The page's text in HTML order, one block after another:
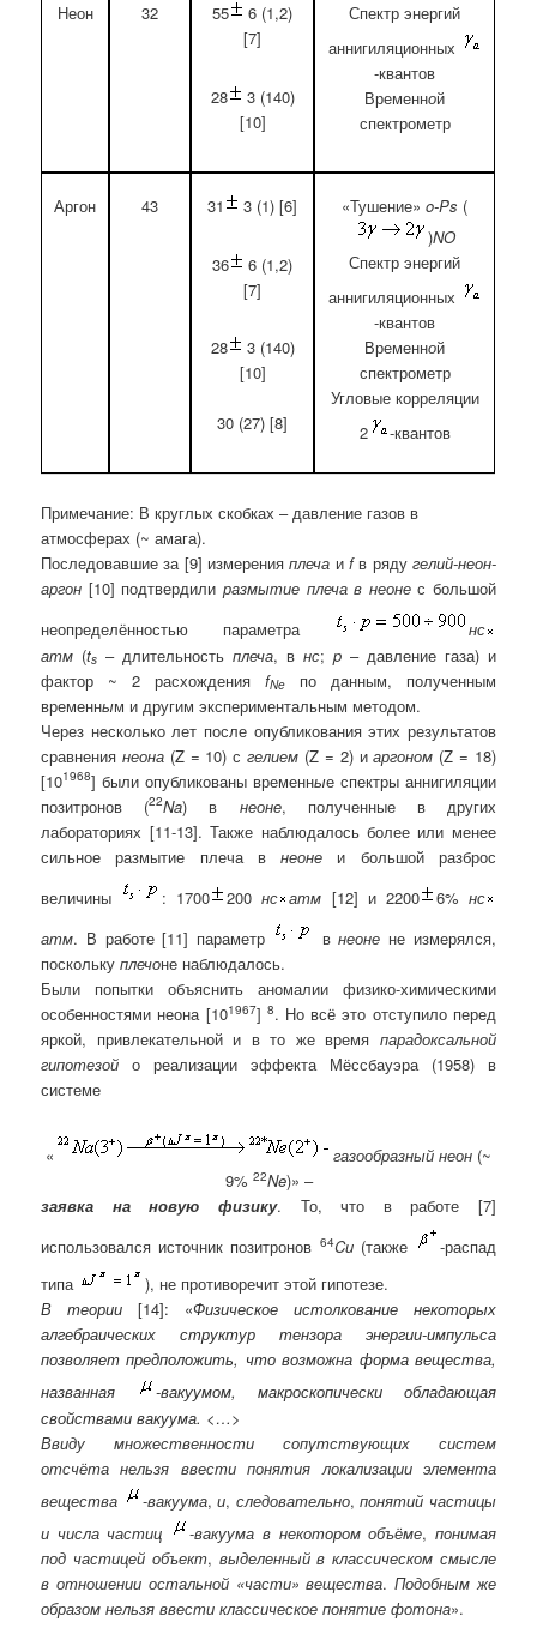
Неон 32 55
6 (1,2)
[7]
28
3 (140)
[10]
Спектр энергий
аннигиляционных
-квантов
Временной
спектрометр
Аргон 43 31 3 (1) [6]
36
6 (1,2)
[7]
28
3 (140)
[10]
30 (27) [8]
«Тушение»o-Ps (
)NO
Спектр энергий
аннигиляционных
-квантов
Временной
спектрометр
Угловые корреляции
2
-квантов
Примечание: В круглых скобках – давление газов в
атмосферах (~ амага).
Последовавшие за [9] измеренияплеча и fв ряду гелий-неон-
аргон [10] подтвердили размытие плеча в неонес большой
неопределённостью параметра
нс
атм (ts – длительностьплеча, внс;p – давление газа) и
фактор ~ 2 расхождения fNe
по данным, полученным
временным и другим экспериментальным методом.
Через несколько лет после опубликования этих результатов
сравнения неона(Z = 10) сгелием (Z = 2) иаргоном (Z = 18)
[101968] были опубликованы временные спектры аннигиляции
позитронов (22Na) в неоне, полученные в других
лабораториях [11-13]. Также наблюдалось более или менее
сильное размытие плеча внеоне и большой разброс
величины
: 1700 200нс атм [12] и 2200 6% нс
атм. В работе [11] параметр внеоне не измерялся,
посколькуплечоне наблюдалось.
Были попытки объяснить аномалии физико-химическими
особенностями неона [101967] 8. Но всё это отступило перед
яркой, привлекательной и в то же время парадоксальной
гипотезойо реализации эффекта Мёссбауэра (1958) в
системе
« газообразный неон (~
9% 22Ne)» –
заявка на новую физику. То, что в работе [7]
использовался источник позитронов 64Cu(также
-распад
типа
), не противоречит этой гипотезе.
В теории [14]: «Физическое истолкование некоторых
алгебраических структур тензора энергии-импульса
позволяет предположить, что возможна форма вещества,
названная
-вакуумом, макроскопически обладающая
свойствами вакуума. <…>
Ввиду множественности сопутствующих систем
отсчёта нельзя ввести понятия локализации элемента
вещества
-вакуума,и, следовательно,понятий частицы
и числа частиц
-вакуума в некотором объёме, понимая
под частицей объект, выделенный в классическом смысле
в отношении остальной «части» вещества.Подобным же
образом нельзя ввести классическое понятие фотона».